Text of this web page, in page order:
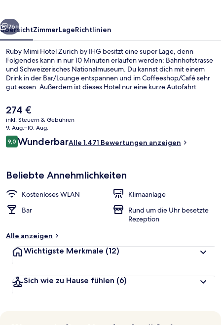
Weiter
76+
ÜbersichtZimmerLageRichtlinien
Ruby Mimi Hotel Zurich by IHG besitzt eine super Lage, denn
Folgendes kann in nur 10 Minuten erlaufen werden: Bahnhofstrasse
und Schweizerisches Nationalmuseum. Du kannst dich mit einem
Drink in der Bar/Lounge entspannen und im Coffeeshop/Café sehr
gut essen. Außerdem ist dieses Hotel nur eine kurze Autofahrt
das hilfsbereite Personal und das Frühstück. Die Unterkunft ist nur
einen kurzen Fußmarsch von den öffentlichen Verkehrsmitteln
entfernt: Bis zur U-Bahn sind es wenige Schritte
(Straßenbahnhaltestelle Bahnhofstrasse/HB) bzw. 3 Minuten (S-
Bahn-Haltestelle Zürich Hauptbahnhof).
Der
aktuelle
Preis
beträgt
274 €.
274 €
inkl. Steuern & Gebühren
9. Aug.–10. Aug.
Bewertungen
9,09,0 von 10.
WunderbarAlle 1.471 Bewertungen anzeigen
Beliebte Annehmlichkeiten
Kostenloses WLAN
Klimaanlage
Bar
Rund um die Uhr besetzte
Rezeption
Alle anzeigen
Wichtigste Merkmale (12)
Sich wie zu Hause fühlen (6)